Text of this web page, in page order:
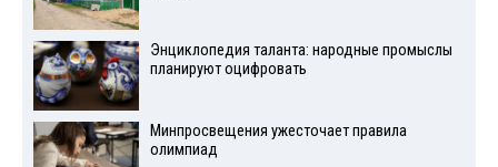
Энциклопедия таланта: народные промыслы
планируют оцифровать
Минпросвещения ужесточает правила
олимпиад